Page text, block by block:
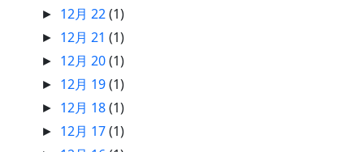
► 12月 22(1)
► 12月 21(1)
► 12月 20(1)
► 12月 19(1)
► 12月 18(1)
► 12月 17(1)